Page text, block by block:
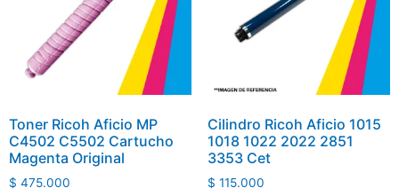
Toner Ricoh Aficio MP
C4502 C5502 Cartucho
Magenta Original
$ 475.000
Cilindro Ricoh Aficio 1015
1018 1022 2022 2851
3353 Cet
$ 115.000